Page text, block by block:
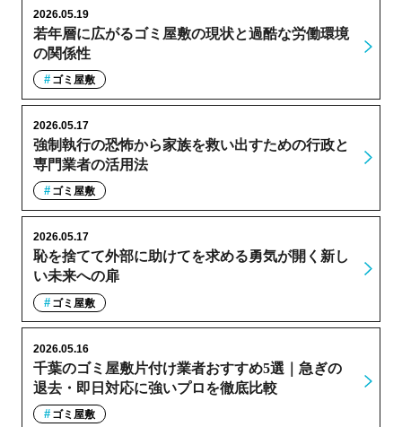
若年層に広がるゴミ屋敷の現状と過酷な労働環境
の関係性
2026.05.19
ゴミ屋敷
強制執行の恐怖から家族を救い出すための行政と
専門業者の活用法
2026.05.17
ゴミ屋敷
恥を捨てて外部に助けてを求める勇気が開く新し
い未来への扉
2026.05.17
ゴミ屋敷
千葉のゴミ屋敷片付け業者おすすめ5選｜急ぎの
退去・即日対応に強いプロを徹底比較
2026.05.16
ゴミ屋敷